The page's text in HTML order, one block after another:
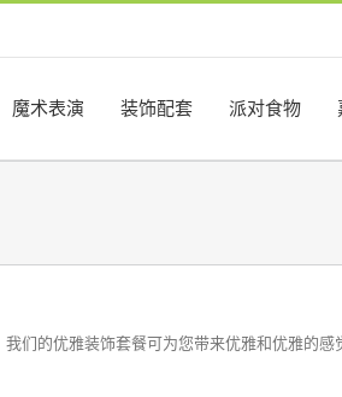
魔术表演 装饰配套 派对食物
们的优雅装饰套餐可为您带来优雅和优雅的